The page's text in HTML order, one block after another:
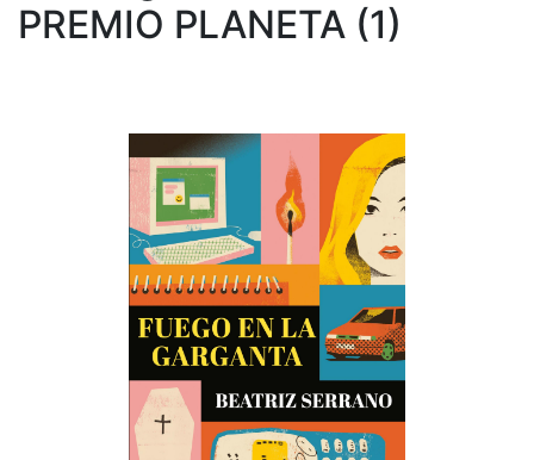
PREMIO PLANETA (1)